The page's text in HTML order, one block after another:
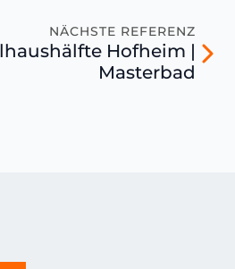
NÄCHSTE REFERENZ
Hofheim |
Masterbad